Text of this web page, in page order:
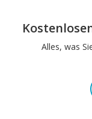
Alles, was